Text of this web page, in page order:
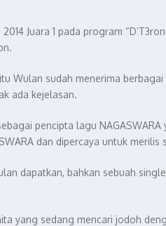
Juara 1 pada program
Wulan sudah menerima
ada kejelasan.
pencipta lagu
dan dipercaya untuk merilis
dapatkan, bahkan sebuah
yang sedang mencari jodoh